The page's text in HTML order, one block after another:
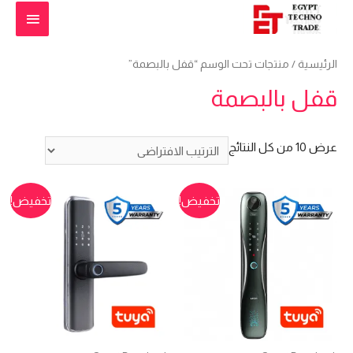
الرئيسية / منتجات تحت الوسم “قفل بالبصمة”
قفل بالبصمة
عرض ⁦10⁩ من كل النتائج
تخفيض! تخفيض!